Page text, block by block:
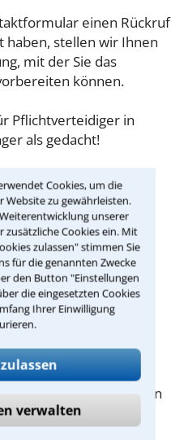
Cookies, um die
zu gewährleisten.
unserer
zusätzliche Cookies ein. Mit
zulassen" stimmen Sie
für die genannten Zwecke
den Button "Einstellungen
die eingesetzten Cookies
Ihrer Einwilligung
verwalten
einen Rückruf
haben, stellen wir Ihnen
mit der Sie das
können.
Pflichtverteidiger in
als gedacht!
(Aller) für eine
ist in §34 des
(RVG) geregelt. Die
betragen
MwSt.
für Verbraucher. Für
gilt diese
Kostenfrage mit Ihrem
zu Beginn der ersten